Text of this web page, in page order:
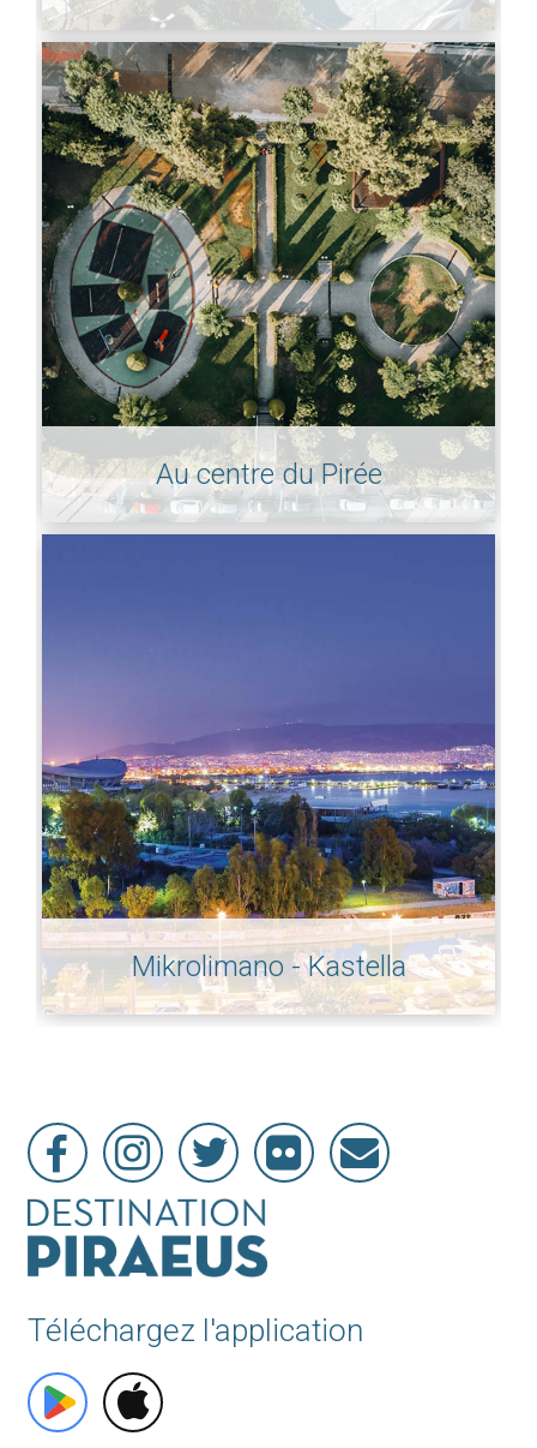
Au centre du Pirée
Mikrolimano - Kastella
Téléchargez l'application